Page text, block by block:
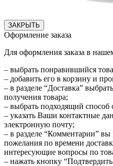
ЗАКРЫТЬ
Оформление заказа
Для оформления заказа в
– выбрать понравившийся
– добавить его в корзину и
– в разделе “Доставка”
получения товара;
– выбрать подходящий способ
– указать Ваши контактные
электронную почту;
– в разделе “Комментарии”
пожелания по времени
интересующие вопросы по
– нажать кнопку “Подтвердить